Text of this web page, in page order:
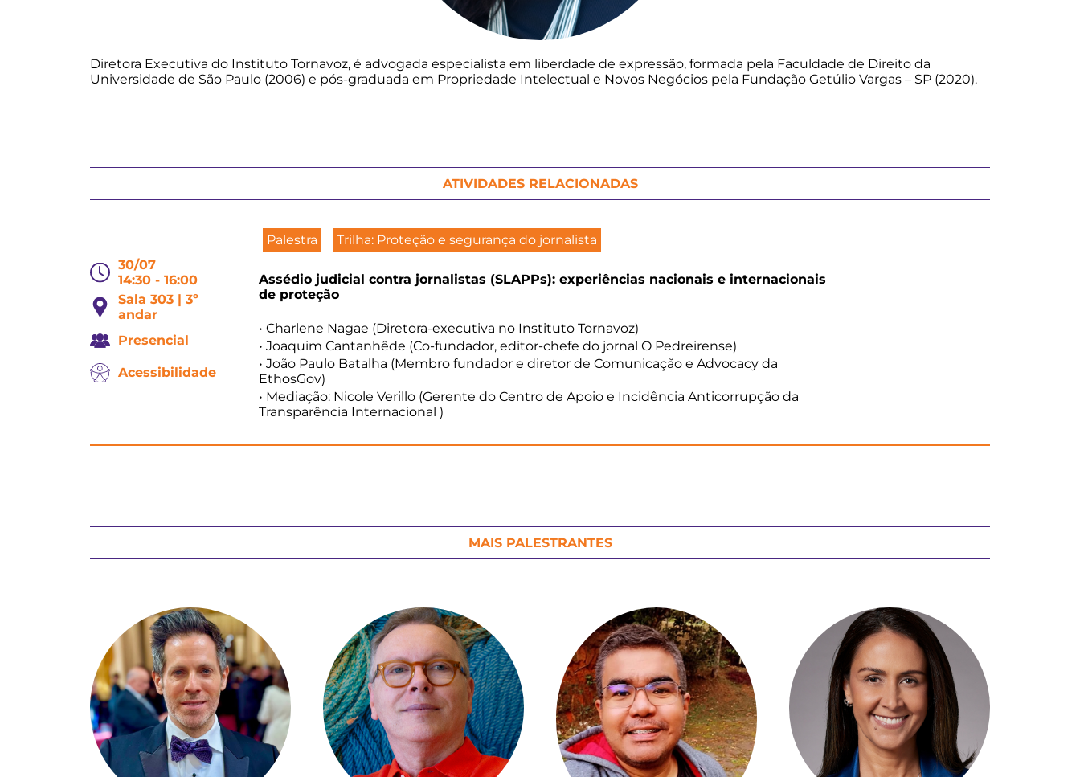
Diretora Executiva do Instituto Tornavoz, é advogada especialista em liberdade de expressão, formada pela Faculdade de Direito da
Universidade de São Paulo (2006) e pós-graduada em Propriedade Intelectual e Novos Negócios pela Fundação Getúlio Vargas – SP (2020).
ATIVIDADES RELACIONADAS
30/07
14:30 - 16:00
Sala 303 | 3º
andar
Presencial
Acessibilidade
Palestra Trilha: Proteção e segurança do jornalista
Assédio judicial contra jornalistas (SLAPPs): experiências nacionais e internacionais
de proteção
• Charlene Nagae (Diretora-executiva no Instituto Tornavoz)
• Joaquim Cantanhêde (Co-fundador, editor-chefe do jornal O Pedreirense)
• João Paulo Batalha (Membro fundador e diretor de Comunicação e Advocacy da
EthosGov)
• Mediação: Nicole Verillo (Gerente do Centro de Apoio e Incidência Anticorrupção da
Transparência Internacional )
MAIS PALESTRANTES